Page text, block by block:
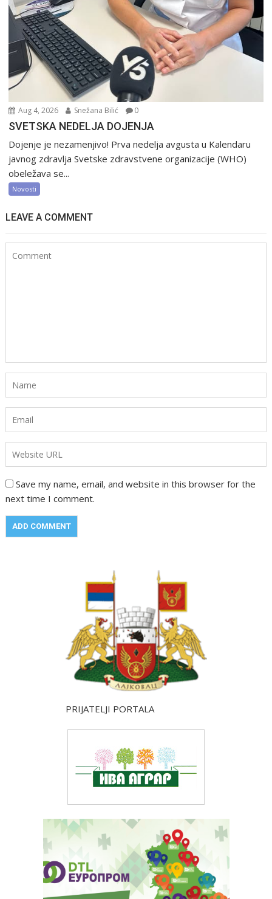
Aug 4, 2026 Snežana Bilić 0
SVETSKA NEDELJA DOJENJA
Dojenje je nezamenjivo! Prva nedelja avgusta u Kalendaru
javnog zdravlja Svetske zdravstvene organizacije (WHO)
obeležava se...
Novosti
LEAVE A COMMENT
Save my name, email, and website in this browser for the
next time I comment.
PRIJATELJI PORTALA